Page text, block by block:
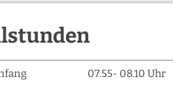
07.55- 08.10 Uhr